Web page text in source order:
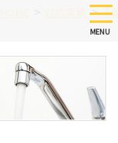
MENU
>千